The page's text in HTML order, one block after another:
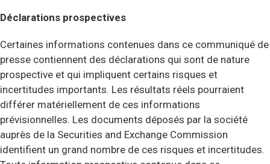
Déclarations prospectives
Certaines informations contenues dans ce communiqué de
presse contiennent des déclarations qui sont de nature
prospective et qui impliquent certains risques et
incertitudes importants. Les résultats réels pourraient
différer matériellement de ces informations
prévisionnelles. Les documents déposés par la société
auprès de la Securities and Exchange Commission
identifient un grand nombre de ces risques et incertitudes.